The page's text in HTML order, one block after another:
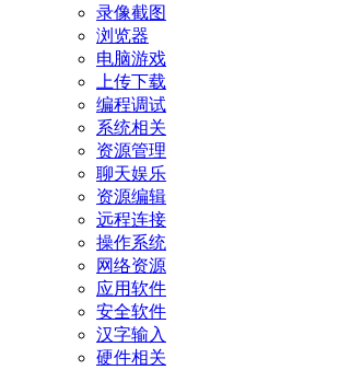
录像截图
浏览器
电脑游戏
上传下载
编程调试
系统相关
资源管理
聊天娱乐
资源编辑
远程连接
操作系统
网络资源
应用软件
安全软件
汉字输入
硬件相关